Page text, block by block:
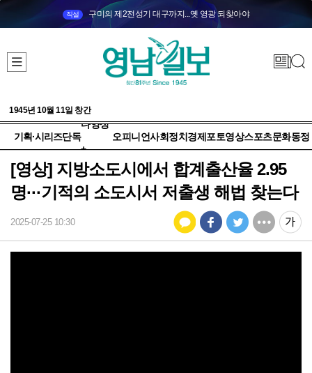
직설 구미의 제2전성기 대구까지...옛 영광 되찾아야
1945년 10월 11일 창간
기획·시리즈단독
다양성
+
오피니언사회정치 경제 포토영상스포츠문화동정
[영상] 지방소도시에서 합계출산율 2.95
명···기적의 소도시서 저출생 해법 찾는다
2025-07-25 10:30